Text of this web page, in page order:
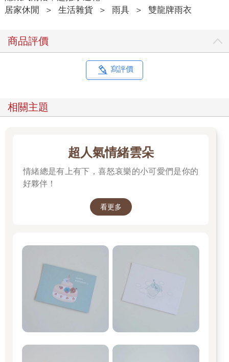
居家休閒
＞ 生活雜貨 ＞ 雨具 ＞ 雙龍牌雨衣
商品評價
寫評價
相關主題
超人氣情緒雲朵
情緒總是有上有下，喜怒哀樂的小可愛們是你的
好夥伴！
看更多